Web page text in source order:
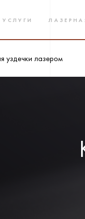
УСЛУГИ
уздечки лазером